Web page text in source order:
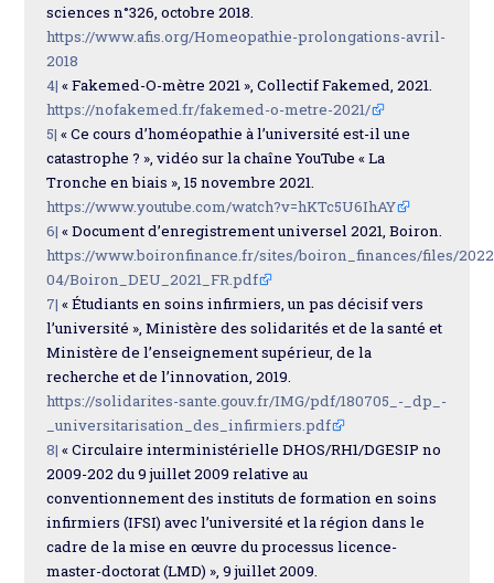
sciences n°326, octobre 2018.
https://www.afis.org/Homeopathie-prolongations-avril-
2018
4| « Fakemed-O-mètre 2021 », Collectif Fakemed, 2021.
https://nofakemed.fr/fakemed-o-metre-2021/
5| « Ce cours d’homéopathie à l’université est-il une
catastrophe ? », vidéo sur la chaîne YouTube « La
Tronche en biais », 15 novembre 2021.
https://www.youtube.com/watch?v=hKTc5U6IhAY
6| « Document d’enregistrement universel 2021, Boiron.
https://www.boironfinance.fr/sites/boiron_finances/files/
04/Boiron_DEU_2021_FR.pdf
7| « Étudiants en soins infirmiers, un pas décisif vers
l’université », Ministère des solidarités et de la santé et
Ministère de l’enseignement supérieur, de la
recherche et de l’innovation, 2019.
https://solidarites-sante.gouv.fr/IMG/pdf/180705_-_dp_-
_universitarisation_des_infirmiers.pdf
8| « Circulaire interministérielle DHOS/RH1/DGESIP no
2009-202 du 9 juillet 2009 relative au
conventionnement des instituts de formation en soins
infirmiers (IFSI) avec l’université et la région dans le
cadre de la mise en œuvre du processus licence-
master-doctorat (LMD) », 9 juillet 2009.